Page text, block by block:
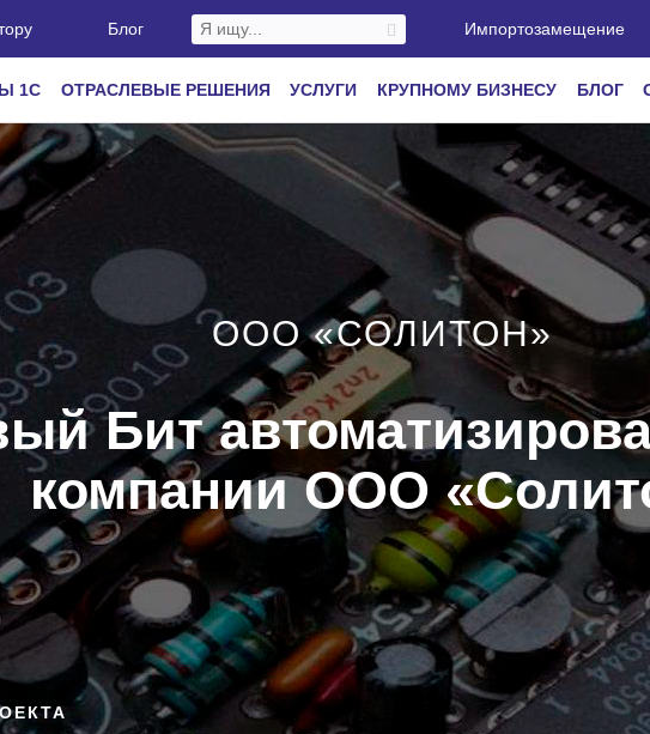
Блог Импортозамещение
1С ОТРАСЛЕВЫЕ РЕШЕНИЯ УСЛУГИ КРУПНОМУ БИЗНЕСУ БЛОГ
ООО «СОЛИТОН»
Бит
компании ООО